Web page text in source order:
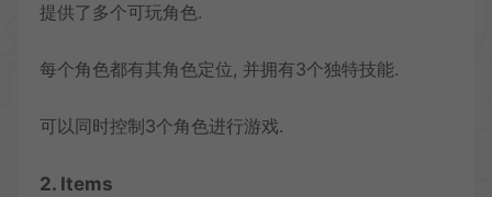
提供了多个可玩角色.
每个角色都有其角色定位, 并拥有3个独特技能.
可以同时控制3个角色进行游戏.
2. Items